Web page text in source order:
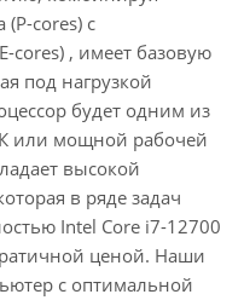
cores) с
cores) , имеет базовую
под нагрузкой
будет одним из
или мощной рабочей
высокой
в ряде задач
Intel Core i7-12700
ценой. Наши
с оптимальной